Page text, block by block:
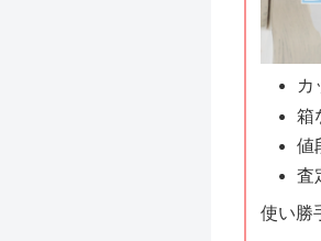
カ
箱
値
査
使い勝